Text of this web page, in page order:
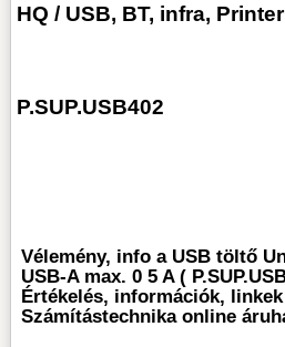
HQ / USB, BT, infra,
P.SUP.USB402
Vélemény, info a USB töltő
USB-A max. 0 5 A (
Értékelés, információk,
Számítástechnika online